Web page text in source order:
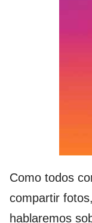
Como todos
compartir
hablaremos